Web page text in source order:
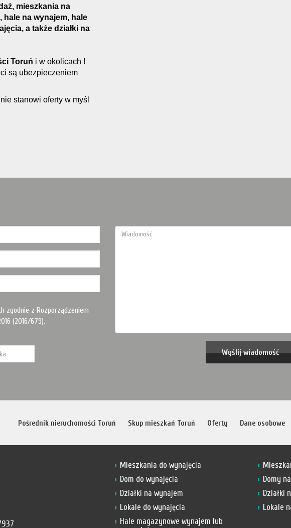
mieszkania na
hale na wynajem, hale
a także działki na
Toruń i w okolicach !
są ubezpieczeniem
stanowi oferty w myśl
zgodnie z Rozporządzeniem
(2016/679).
Pośrednik nieruchomości Toruń Skup mieszkań Toruń Oferty Dane osobowe
Mieszkania do wynajęcia
Dom do wynajęcia
Działki na wynajem
Lokale do wynajęcia
Hale magazynowe wynajem lub
Domy
Działki
Lokale